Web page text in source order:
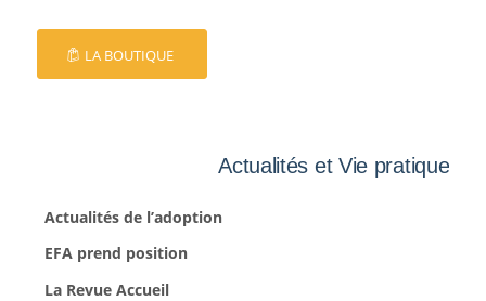
LA BOUTIQUE
Actualités et Vie pratique
Actualités de l’adoption
EFA prend position
La Revue Accueil